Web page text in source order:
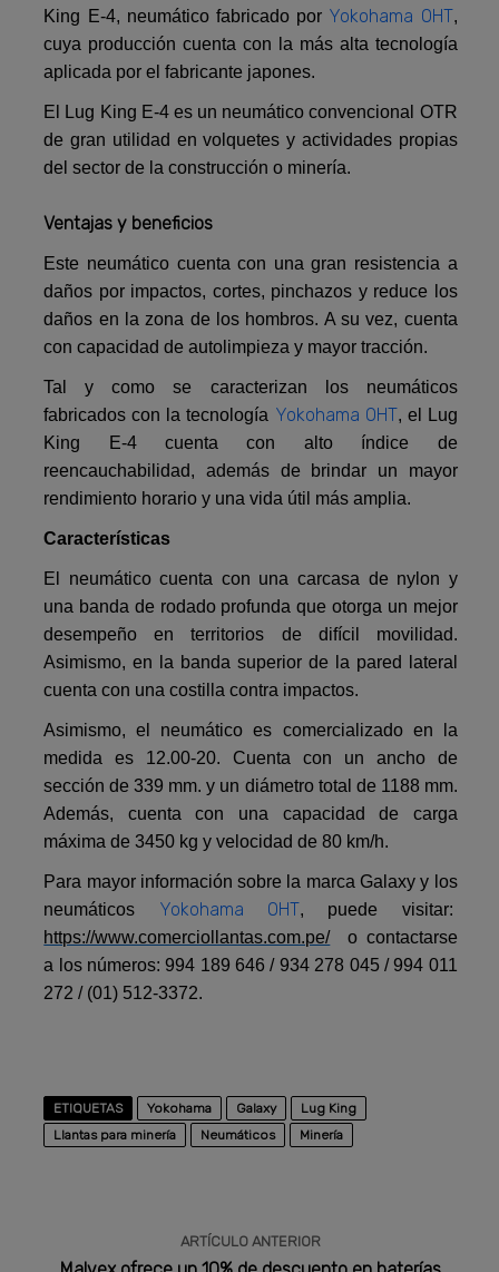
King E-4, neumático fabricado por Yokohama OHT,
cuya producción cuenta con la más alta tecnología
aplicada por el fabricante japones.
El Lug King E-4 es un neumático convencional OTR
de gran utilidad en volquetes y actividades propias
del sector de la construcción o minería.
Ventajas y beneficios
Este neumático cuenta con una gran resistencia a
daños por impactos, cortes, pinchazos y reduce los
daños en la zona de los hombros. A su vez, cuenta
con capacidad de autolimpieza y mayor tracción.
Tal y como se caracterizan los neumáticos
fabricados con la tecnología Yokohama OHT, el Lug
King E-4 cuenta con alto índice de
reencauchabilidad, además de brindar un mayor
rendimiento horario y una vida útil más amplia.
Características
El neumático cuenta con una carcasa de nylon y
una banda de rodado profunda que otorga un mejor
desempeño en territorios de difícil movilidad.
Asimismo, en la banda superior de la pared lateral
cuenta con una costilla contra impactos.
Asimismo, el neumático es comercializado en la
medida es 12.00-20. Cuenta con un ancho de
sección de 339 mm. y un diámetro total de 1188 mm.
Además, cuenta con una capacidad de carga
máxima de 3450 kg y velocidad de 80 km/h.
Para mayor información sobre la marca Galaxy y los
neumáticos Yokohama OHT, puede visitar:
https://www.comerciollantas.com.pe/o contactarse
a los números: 994 189 646 / 934 278 045 / 994 011
272 / (01) 512-3372.
ETIQUETAS Yokohama Galaxy
Lug King
Llantas para minería
Neumáticos Minería
ARTÍCULO ANTERIOR